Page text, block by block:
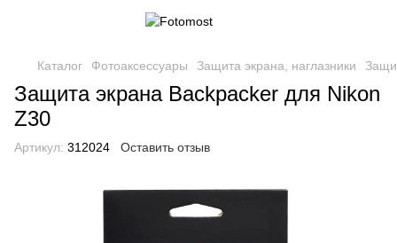
Каталог Фотоаксессуары Защита экрана, наглазники
Защита экрана Backpacker для Nikon
Z30
Артикул: 312024 Оставить отзыв